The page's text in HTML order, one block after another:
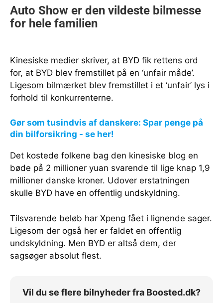
Kinesiske medier skriver, at BYD fik rettens ord
for, at BYD blev fremstillet på en ‘unfair måde’.
Ligesom bilmærket blev fremstillet i et ‘unfair’ lys i
forhold til konkurrenterne.
Gør som tusindvis af danskere: Spar penge på
din bilforsikring - se her!
Det kostede folkene bag den kinesiske blog en
bøde på 2 millioner yuan svarende til lige knap 1,9
millioner danske kroner. Udover erstatningen
skulle BYD have en offentlig undskyldning.
Tilsvarende beløb har Xpeng fået i lignende sager.
Ligesom der også her er faldet en offentlig
undskyldning. Men BYD er altså dem, der
sagsøger absolut flest.
Vil du se flere bilnyheder fra Boosted.dk?